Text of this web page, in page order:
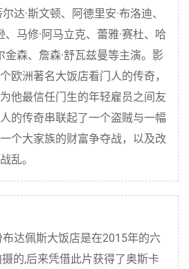
达·斯文顿、阿德里安·布洛迪、
、马修·阿马立克、蕾雅·赛杜、哈
金森、詹森·舒瓦兹曼等主演。影
欧洲著名大饭店看门人的传奇，
他最信任门生的年轻雇员之间友
的传奇串联起了一个盗贼与一幅
个大家族的财富争夺战，以及改
乱。
达佩斯大饭店是在2015年的六
的,后来凭借此片获得了奥斯卡